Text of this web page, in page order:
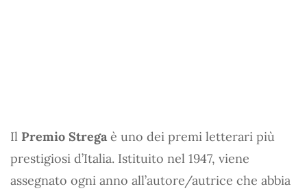
Il Premio Strega è uno dei premi letterari più
prestigiosi d’Italia. Istituito nel 1947, viene
assegnato ogni anno all’autore/autrice che abbia